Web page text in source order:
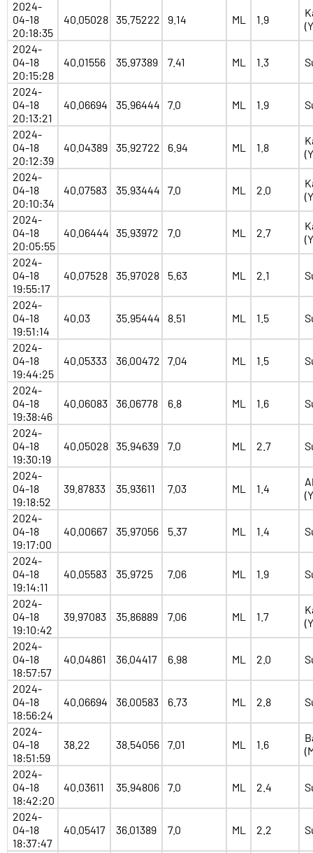
2024-
04-18
20:18:35
40.05028 35.75222 9.14 ML 1.9
2024-
04-18
20:15:28
40.01556 35.97389 7.41 ML 1.3
2024-
04-18
20:13:21
40.06694 35.96444 7.0 ML 1.9
2024-
04-18
20:12:39
40.04389 35.92722 6.94 ML 1.8
2024-
04-18
20:10:34
40.07583 35.93444 7.0 ML 2.0
2024-
04-18
20:05:55
40.06444 35.93972 7.0 ML 2.7
2024-
04-18
19:55:17
40.07528 35.97028 5.63 ML 2.1
2024-
04-18
19:51:14
40.03 35.95444 8.51 ML 1.5
2024-
04-18
19:44:25
40.05333 36.00472 7.04 ML 1.5
2024-
04-18
19:38:46
40.06083 36.06778 6.8 ML 1.6
2024-
04-18
19:30:19
40.05028 35.94639 7.0 ML 2.7
2024-
04-18
19:18:52
39.87833 35.93611 7.03 ML 1.4
2024-
04-18
19:17:00
40.00667 35.97056 5.37 ML 1.4
2024-
04-18
19:14:11
40.05583 35.9725 7.06 ML 1.9
2024-
04-18
19:10:42
39.97083 35.86889 7.06 ML 1.7
2024-
04-18
18:57:57
40.04861 36.04417 6.98 ML 2.0
2024-
04-18
18:56:24
40.06694 36.00583 6.73 ML 2.8
2024-
04-18
18:51:59
38.22 38.54056 7.01 ML 1.6
2024-
04-18
18:42:20
40.03611 35.94806 7.0 ML 2.4
2024-
04-18
18:37:47
40.05417 36.01389 7.0 ML 2.2